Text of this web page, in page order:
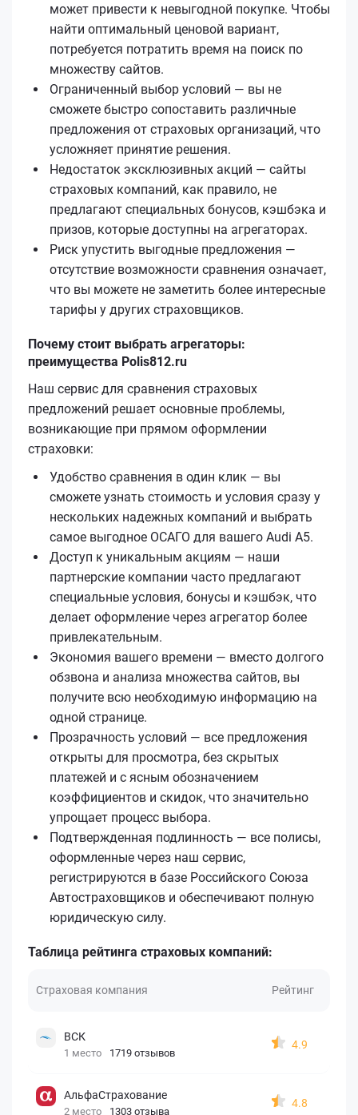
может привести к невыгодной покупке. Чтобы
найти оптимальный ценовой вариант,
потребуется потратить время на поиск по
множеству сайтов.
Ограниченный выбор условий — вы не
сможете быстро сопоставить различные
предложения от страховых организаций, что
усложняет принятие решения.
Недостаток эксклюзивных акций — сайты
страховых компаний, как правило, не
предлагают специальных бонусов, кэшбэка и
призов, которые доступны на агрегаторах.
Риск упустить выгодные предложения —
отсутствие возможности сравнения означает,
что вы можете не заметить более интересные
тарифы у других страховщиков.
Почему стоит выбрать агрегаторы:
преимущества Polis812.ru
Наш сервис для сравнения страховых
предложений решает основные проблемы,
возникающие при прямом оформлении
страховки:
Удобство сравнения в один клик — вы
сможете узнать стоимость и условия сразу у
нескольких надежных компаний и выбрать
самое выгодное ОСАГО для вашего Audi A5.
Доступ к уникальным акциям — наши
партнерские компании часто предлагают
специальные условия, бонусы и кэшбэк, что
делает оформление через агрегатор более
привлекательным.
Экономия вашего времени — вместо долгого
обзвона и анализа множества сайтов, вы
получите всю необходимую информацию на
одной странице.
Прозрачность условий — все предложения
открыты для просмотра, без скрытых
платежей и с ясным обозначением
коэффициентов и скидок, что значительно
упрощает процесс выбора.
Подтвержденная подлинность — все полисы,
оформленные через наш сервис,
регистрируются в базе Российского Союза
Автостраховщиков и обеспечивают полную
юридическую силу.
Таблица рейтинга страховых компаний:
Страховая компания Рейтинг
ВСК
1 место 1719 отзывов
4.9
АльфаСтрахование
2 место 1303 отзыва
4.8